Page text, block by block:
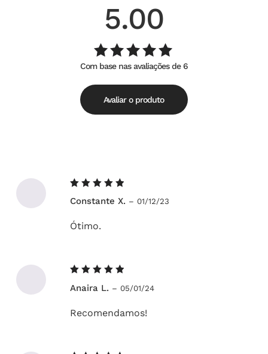
5.00
Avaliação
5.00de
5
Com base nas avaliações de 6
Avaliar o produto
5de 5
Constante X. – 01/12/23
Ótimo.
5de 5
Anaira L. – 05/01/24
Recomendamos!